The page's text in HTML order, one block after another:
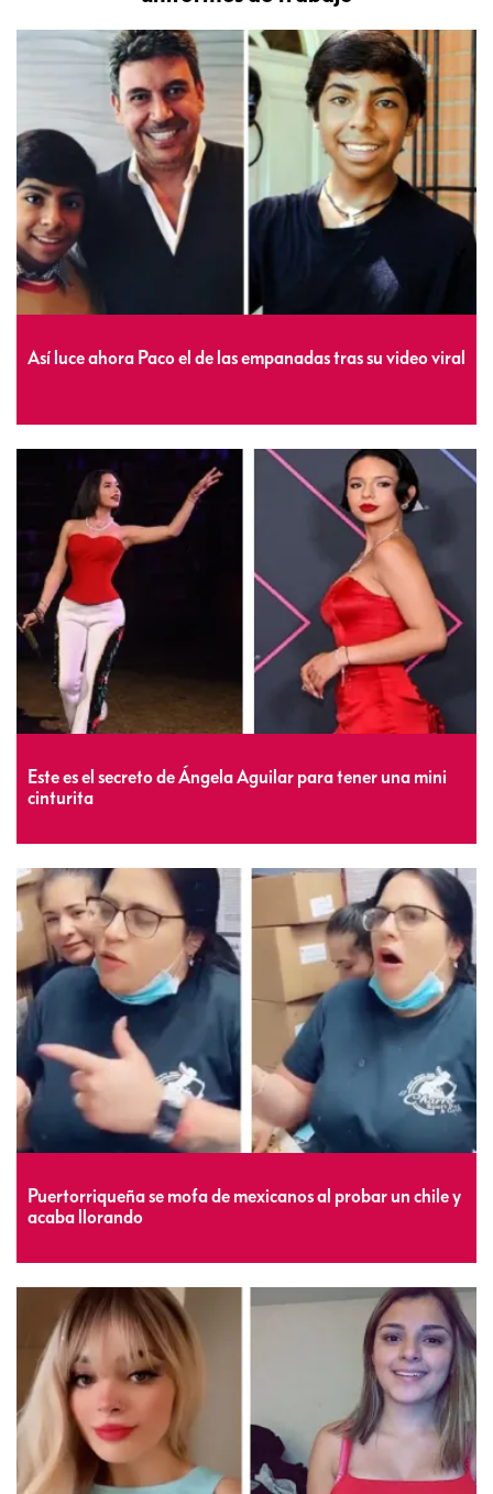
Así luce ahora Paco el de las empanadas tras su video viral
Este es el secreto de Ángela Aguilar para tener una mini
cinturita
Puertorriqueña se mofa de mexicanos al probar un chile y
acaba llorando